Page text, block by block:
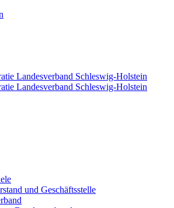
und Geschäftsstelle